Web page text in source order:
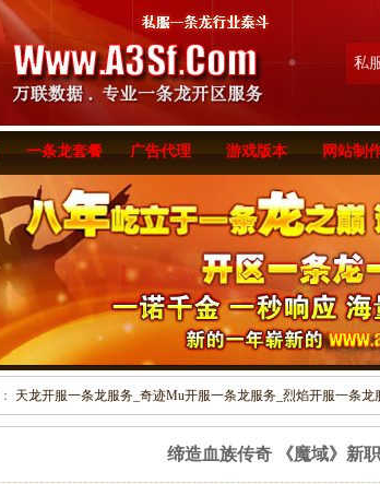
私
一条龙套餐 广告代理 游戏版本 网站制
天龙开服一条龙服务_奇迹Mu开服一条龙服务_烈焰开服一条龙
缔造血族传奇 《魔域》新